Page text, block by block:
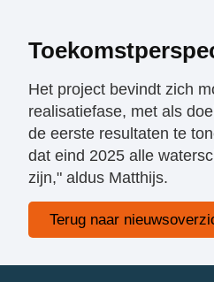
Het project bevindt zich
realisatiefase, met als
de eerste resultaten te
dat eind 2025 alle
zijn," aldus Matthijs.
Terug naar